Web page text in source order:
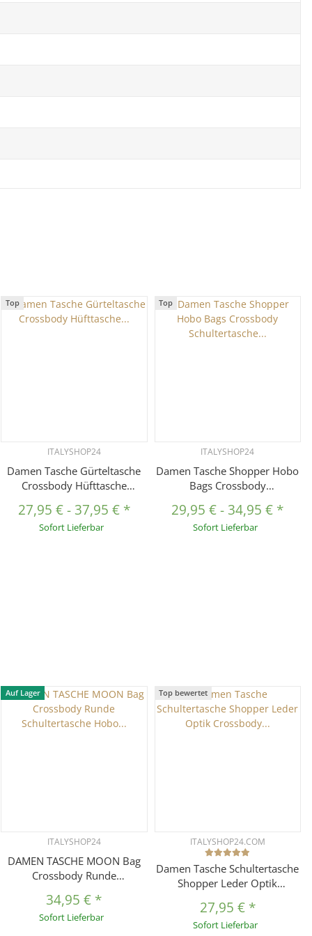
Top
ITALYSHOP24
Damen Tasche Gürteltasche
Crossbody Hüfttasche
Cross-Over Bodybag
Schultertasche Handytasche
27,95 €-37,95 € *
Sofort Lieferbar
Top
ITALYSHOP24
Damen Tasche Shopper Hobo
Bags Crossbody
Umhängetasche Handtasche
Gürteltasche Crossover Kunst
29,95 €-34,95 € *
Sofort Lieferbar
Auf Lager
ITALYSHOP24
DAMEN TASCHE MOON Bag
Crossbody Runde
Taschenanhänger
Umhängetasche Shopper
34,95 € *
Sofort Lieferbar
Top bewertet
ITALYSHOP24.COM
Damen Tasche Schultertasche
Shopper Leder Optik
Crossover Beuteltasche
Reisetasche
27,95 € *
Sofort Lieferbar